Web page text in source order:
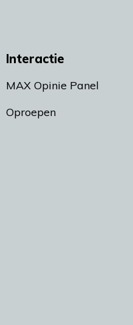
Interactie
MAX Opinie Panel
Oproepen